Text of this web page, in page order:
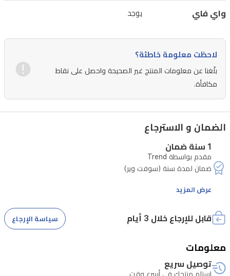
لغرف
العصرية
واي فاي يوجد
لاحظت معلومة خاطئة؟
بلّغنا عن معلومات المنتج غير الصحيحة واحصل على نقاط
مكافأة.
الضمان و الاسترجاع
1 سنة ضمان
مقدم بواسطة Trend
عرض المزيد
قابل للإرجاع خلال 3 أيام سياسة الإرجاع
معلومات
توصيل سريع
استلم منتجك في أسرع وقت